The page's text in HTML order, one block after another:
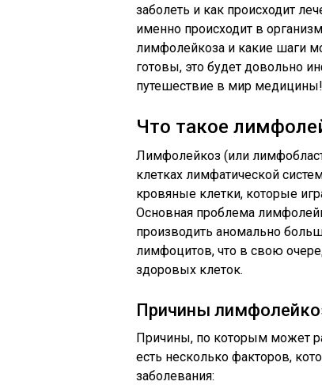
заболеть и как происходит
именно происходит в
лимфолейкоза и какие шаги
готовы, это будет довольно
путешествие в мир медицины!
Что такое
Лимфолейкоз (или
клетках лимфатической
кровяные клетки, которые
Основная проблема
производить аномально
лимфоцитов, что в свою
здоровых клеток.
Причины
Причины, по которым может
есть несколько факторов,
заболевания: